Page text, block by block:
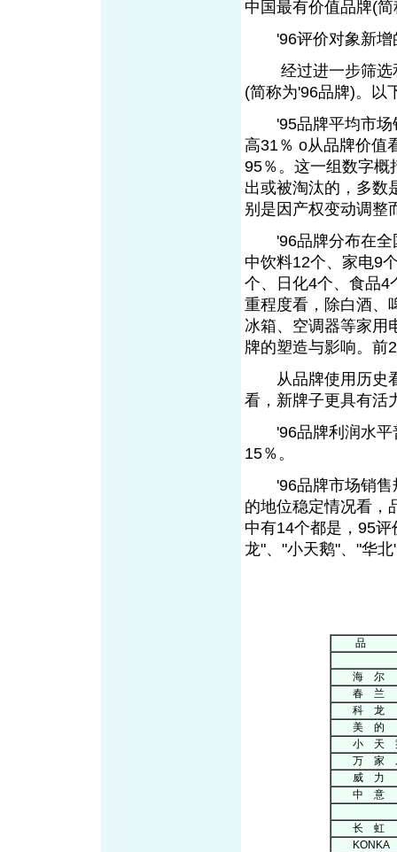
中国最有价值品牌(
'96评价对象新增
经过进一步筛选和
(简称为'96品牌)。
'95品牌平均市场
高31％ o从品牌价值
95％。这一组数字概
出或被淘汰的，多数
别是因产权变动调整
'96品牌分布在全
中饮料12个、家电9
个、日化4个、食品4
重程度看，除白酒、
冰箱、空调器等家用
牌的塑造与影响。前
从品牌使用历史看
看，新牌子更具有活
'96品牌利润水平
15％。
'96品牌市场销售
的地位稳定情况看，
中有14个都是，95
龙"、"小天鹅"、"华
品
海 尔
春 兰
科 龙
美 的
小 天
万 家
威 力
中 意
长 虹
KONKA